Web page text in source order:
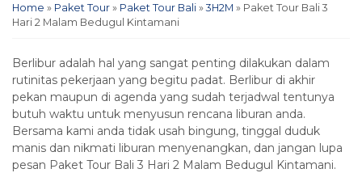
Home » Paket Tour » Paket Tour Bali »3H2M » Paket Tour Bali 3
Hari 2 Malam Bedugul Kintamani
Berlibur adalah hal yang sangat penting dilakukan dalam
rutinitas pekerjaan yang begitu padat. Berlibur di akhir
pekan maupun di agenda yang sudah terjadwal tentunya
butuh waktu untuk menyusun rencana liburan anda.
Bersama kami anda tidak usah bingung, tinggal duduk
manis dan nikmati liburan menyenangkan, dan jangan lupa
pesan Paket Tour Bali 3 Hari 2 Malam Bedugul Kintamani.